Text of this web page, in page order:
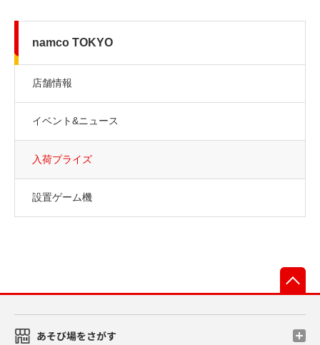
namco TOKYO
店舗情報
イベント&ニュース
入荷プライズ
設置ゲーム機
あそび場をさがす